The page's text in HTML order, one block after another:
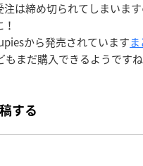
は締め切られてしまいま
から発売されています
もまだ購入できるようですね
する